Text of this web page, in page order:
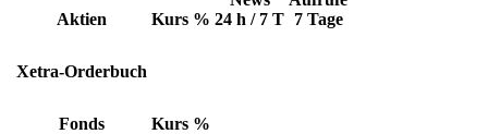
Aktien Kurs % 24 h / 7 T 7 Tage
Xetra-Orderbuch
Fonds Kurs %